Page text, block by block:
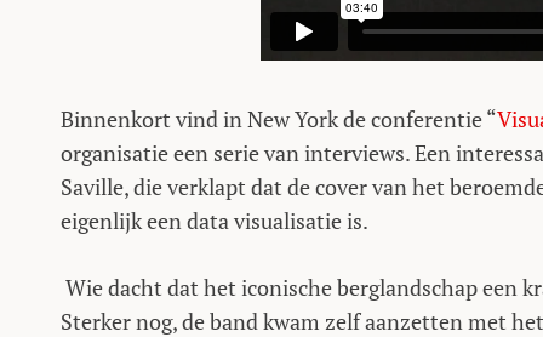
Binnenkort vind in New York de conferentie “
organisatie een serie van interviews. Een
Saville, die verklapt dat de cover van het
eigenlijk een data visualisatie is.
Wie dacht dat het iconische berglandschap een
Sterker nog, de band kwam zelf aanzetten met